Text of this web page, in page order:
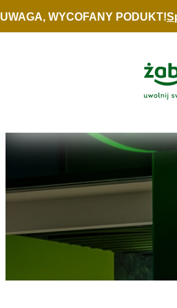
Idź do treści
UWAGA, WYCOFANY PODUKT!
Logo